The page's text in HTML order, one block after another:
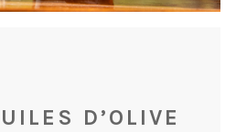
D’OLIVE